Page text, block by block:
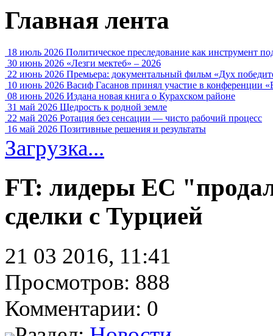
Главная лента
18 июль 2026 Политическое преследование как инструмент
30 июнь 2026 «Лезги мектеб» – 2026
22 июнь 2026 Премьера: документальный фильм «Дух
10 июнь 2026 Васиф Гасанов принял участие в конференции
08 июнь 2026 Издана новая книга о Курахском районе
31 май 2026 Щедрость к родной земле
22 май 2026 Ротация без сенсации — чисто рабочий процесс
16 май 2026 Позитивные решения и результаты
Загрузка...
FT: лидеры ЕС
сделки с Турцией
21 03 2016, 11:41
Просмотров: 888
Комментарии: 0